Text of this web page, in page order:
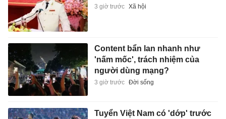
3 giờ trước Xã hội
Content bẩn lan nhanh như
'nấm mốc', trách nhiệm của
người dùng mạng?
3 giờ trước Đời sống
Tuyển Việt Nam có 'dớp' trước